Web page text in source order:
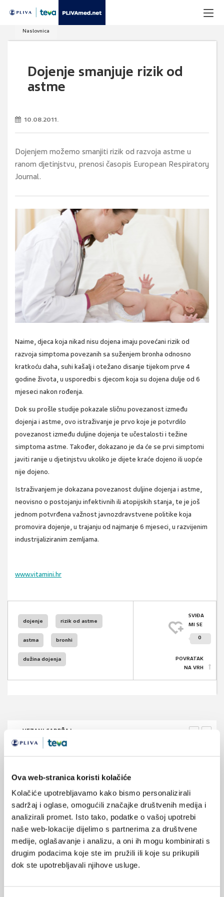
Ova web-stranica koristi kolačiće
Kolačiće upotrebljavamo kako bismo personalizirali
sadržaj i oglase, omogućili značajke društvenih medija i
analizirali promet. Isto tako, podatke o vašoj upotrebi
naše web-lokacije dijelimo s partnerima za društvene
medije, oglašavanje i analizu, a oni ih mogu kombinirati s
drugim podacima koje ste im pružili ili koje su prikupili
dok ste upotrebljavali njihove usluge.
Naslovnica
Dojenje smanjuje rizik od
astme
10.08.2011.
Dojenjem možemo smanjiti rizik od razvoja astme u
ranom djetinjstvu, prenosi časopis European Respiratory
Journal.
Naime, djeca koja nikad nisu dojena imaju povećani rizik od
razvoja simptoma povezanih sa suženjem bronha odnosno
kratkoću daha, suhi kašalj i otežano disanje tijekom prve 4
godine života, u usporedbi s djecom koja su dojena dulje od 6
mjeseci nakon rođenja.
Dok su prošle studije pokazale sličnu povezanost između
dojenja i astme, ovo istraživanje je prvo koje je potvrdilo
povezanost između duljine dojenja te učestalosti i težine
simptoma astme. Također, dokazano je da će se prvi simptomi
javiti ranije u djetinjstvu ukoliko je dijete kraće dojeno ili uopće
nije dojeno.
Istraživanjem je dokazana povezanost duljine dojenja i astme,
neovisno o postojanju infektivnih ili atopijskih stanja, te je još
jednom potvrđena važnost javnozdravstvene politike koja
promovira dojenje, u trajanju od najmanje 6 mjeseci, u razvijenim
industrijaliziranim zemljama.
www.vitamini.hr
dojenje rizik od astme
astma bronhi
dužina dojenja
SVIĐA
MI SE
0
POVRATAK
NA VRH
VEZANI SADRŽAJ
zajednička odgovornost
06.08.2013.
Svjetski tjedan dojenja, od 01. do 07. kolovoza 2013.
Dojenje ublažava bol u novorođenčadi kod bolnih
postupaka